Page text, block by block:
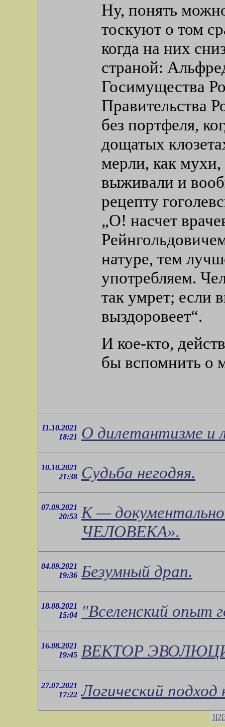
Ну, понять
тоскуют о том
когда на них
страной:
Госимущества
Правительства
без портфеля,
дощатых
мерли, как
выживали и
рецепту
„О! насчет
натуре, тем
употребляем.
так умрет; если
выздоровеет“.
И кое-кто,
бы вспомнить о
11.10.2021
18:21 О дилетантизме и
10.10.2021
21:38 Судьба негодяя.
07.09.2021
20:53 К —
ЧЕЛОВЕКА».
04.09.2021
19:36 Безумный драп.
18.08.2021
15:04
"Вселенский опыт
16.08.2021
19:45 ВЕКТОР
27.07.2021
17:22 Логический подход
1 |2|